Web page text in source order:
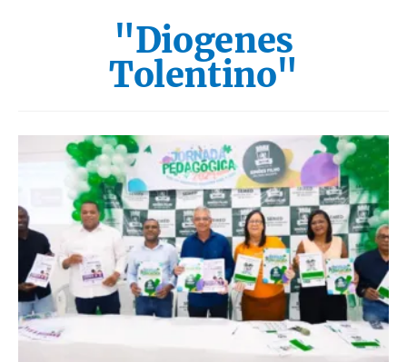
"Diogenes
Tolentino"